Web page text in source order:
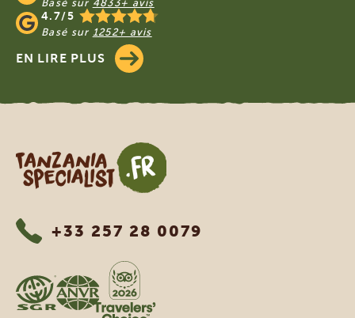
Basé sur 4833+ avis
4.7/5
Basé sur 1252+ avis
EN LIRE PLUS
Tanzania Specialist
+33 257 28 0079